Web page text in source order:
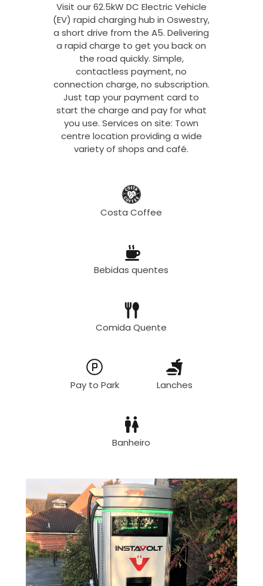
Visit our 62.5kW DC Electric Vehicle
(EV) rapid charging hub in Oswestry,
a short drive from the A5. Delivering
a rapid charge to get you back on
the road quickly. Simple,
contactless payment, no
connection charge, no subscription.
Just tap your payment card to
start the charge and pay for what
you use. Services on site: Town
centre location providing a wide
variety of shops and café.
Costa Coffee
Bebidas quentes
Comida Quente
Pay to Park Lanches
Banheiro